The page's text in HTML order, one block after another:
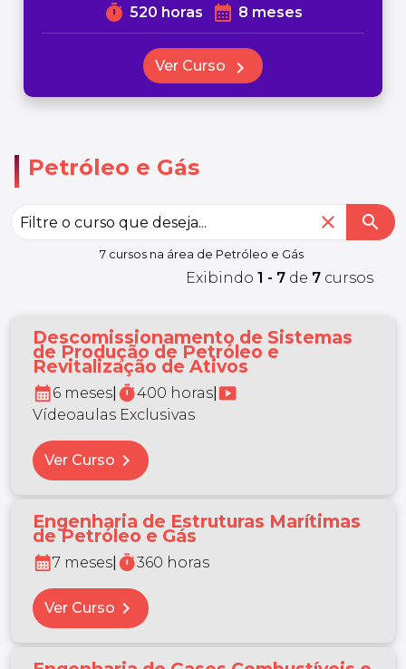
timer 520 horas calendar_month 8 meses
Ver Curso chevron_right
Petróleo e Gás
close search
7 cursos na área de Petróleo e Gás
Exibindo 1 - 7 de 7 cursos
Descomissionamento de Sistemas
de Produção de Petróleo e
Revitalização de Ativos
calendar_month6 meses timer400 horas smart_display
Vídeoaulas Exclusivas
Ver Curso chevron_right
Engenharia de Estruturas Marítimas
de Petróleo e Gás
calendar_month7 meses timer360 horas
Ver Curso chevron_right